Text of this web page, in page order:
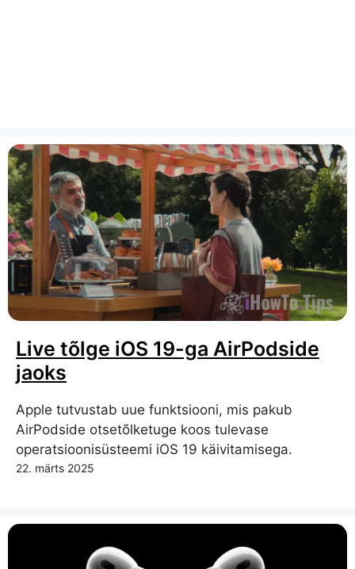
Live tõlge iOS 19-ga AirPodside
jaoks
Apple tutvustab uue funktsiooni, mis pakub
AirPodside otsetõlketuge koos tulevase
operatsioonisüsteemi iOS 19 käivitamisega.
22. märts 2025